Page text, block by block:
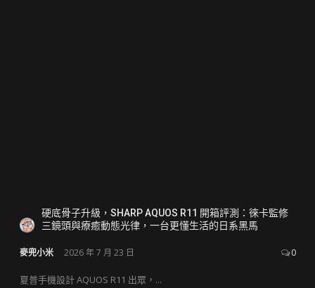
硬底骨子升級，SHARP AQUOS R11 開箱評測：徠卡監修
三鏡頭與療癒動態光律，一台更懂生活的日系黑馬
麥兜小米 2026 年 7 月 23 日 0
夏普手機設計 AQUOS R11 出眾，...